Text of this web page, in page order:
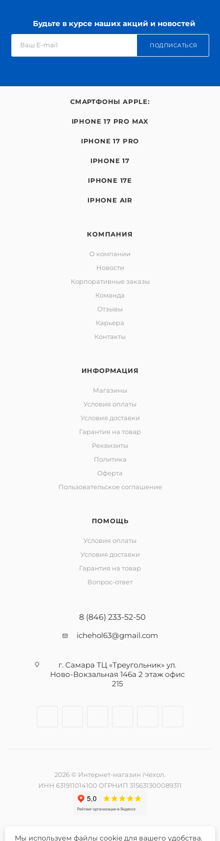
Будьте в курсе наших акций и новостей
ПОДПИСАТЬСЯ
СМАРТФОНЫ APPLE:
IPHONE 17 PRO MAX
IPHONE 17 PRO
IPHONE 17
IPHONE 17E
IPHONE AIR
КОМПАНИЯ
О компании
Новости
Корпоративные заказы
Команда
Отзывы
Карьера
Контакты
ИНФОРМАЦИЯ
Магазины
Условия оплаты
Условия доставки
Гарантия на товар
Реквизиты
Политика
Оферта
Пользовательское соглашение
ПОМОЩЬ
Условия оплаты
Условия доставки
Гарантия на товар
Вопрос-ответ
8 (846) 233-52-50
ichehol63@gmail.com
г. Самара ТЦ «Треугольник» ул.
Ново-Вокзальная 146а 2 этаж офис
215
2026 © Интернет-магазин iЧехол.
ИНН 631911014100 ОГРНИП 315631300089311
Мы используем файлы cookie для вашего удобства.